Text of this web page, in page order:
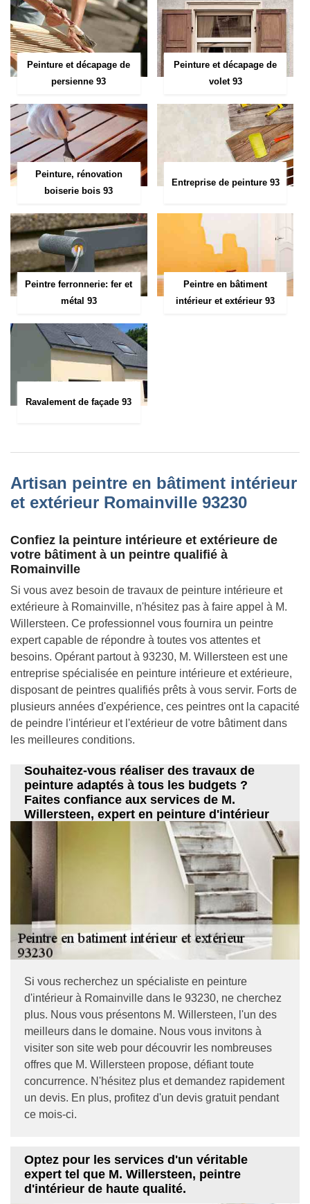
Peinture et décapage de
persienne 93
Peinture et décapage de
volet 93
Peinture, rénovation
boiserie bois 93
Entreprise de peinture 93
Peintre ferronnerie: fer et
métal 93
Peintre en bâtiment
intérieur et extérieur 93
Ravalement de façade 93
Artisan peintre en bâtiment intérieur
et extérieur Romainville 93230
Confiez la peinture intérieure et extérieure de
votre bâtiment à un peintre qualifié à
Romainville
Si vous avez besoin de travaux de peinture intérieure et
extérieure à Romainville, n'hésitez pas à faire appel à M.
Willersteen. Ce professionnel vous fournira un peintre
expert capable de répondre à toutes vos attentes et
besoins. Opérant partout à 93230, M. Willersteen est une
entreprise spécialisée en peinture intérieure et extérieure,
disposant de peintres qualifiés prêts à vous servir. Forts de
plusieurs années d'expérience, ces peintres ont la capacité
de peindre l'intérieur et l'extérieur de votre bâtiment dans
les meilleures conditions.
Souhaitez-vous réaliser des travaux de
peinture adaptés à tous les budgets ?
Faites confiance aux services de M.
Willersteen, expert en peinture d'intérieur
Si vous recherchez un spécialiste en peinture
d'intérieur à Romainville dans le 93230, ne cherchez
plus. Nous vous présentons M. Willersteen, l'un des
meilleurs dans le domaine. Nous vous invitons à
visiter son site web pour découvrir les nombreuses
offres que M. Willersteen propose, défiant toute
concurrence. N'hésitez plus et demandez rapidement
un devis. En plus, profitez d'un devis gratuit pendant
ce mois-ci.
Optez pour les services d'un véritable
expert tel que M. Willersteen, peintre
d'intérieur de haute qualité.